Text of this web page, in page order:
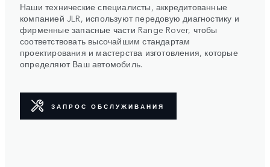
Наши технические специалисты, аккредитованные
компанией JLR, используют передовую диагностику и
фирменные запасные части Range Rover, чтобы
соответствовать высочайшим стандартам
проектирования и мастерства изготовления, которые
определяют Ваш автомобиль.
ЗАПРОС ОБСЛУЖИВАНИЯ